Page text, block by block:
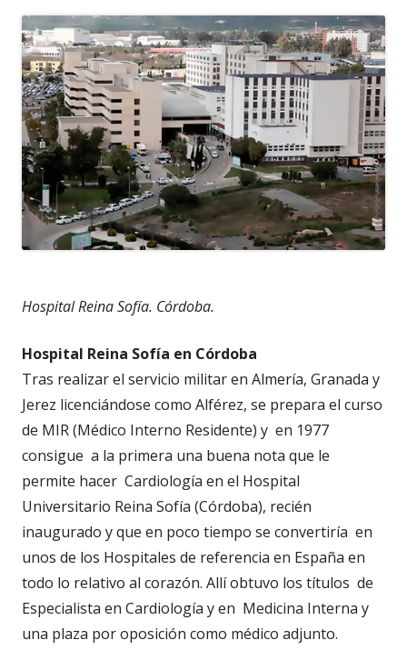
Hospital Reina Sofía. Córdoba.
Hospital Reina Sofía en Córdoba
Tras realizar el servicio militar en Almería, Granada y
Jerez licenciándose como Alférez, se prepara el curso
de MIR (Médico Interno Residente) y en 1977
consigue a la primera una buena nota que le
permite hacer Cardiología en el Hospital
Universitario Reina Sofía (Córdoba), recién
inaugurado y que en poco tiempo se convertiría en
unos de los Hospitales de referencia en España en
todo lo relativo al corazón. Allí obtuvo los títulos de
Especialista en Cardiología y en Medicina Interna y
una plaza por oposición como médico adjunto.